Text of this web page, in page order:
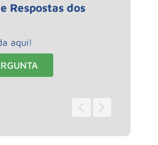
Respostas dos
aqui!